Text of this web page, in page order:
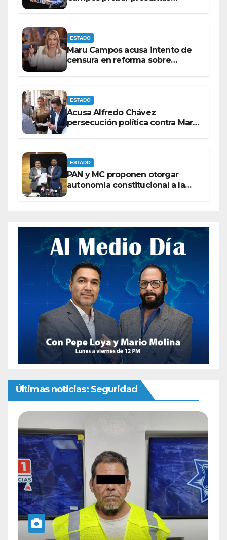
ESTADO
Maru Campos acusa intento de
censura en reforma sobre
ESTADO
Acusa Alfredo Chávez
persecución política contra Maru
ESTADO
PAN y MC proponen otorgar
autonomía constitucional a la
Últimas noticias: Seguridad